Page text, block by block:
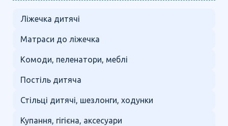
Ліжечка дитячі
Матраси до ліжечка
Комоди, пеленатори, меблі
Постіль дитяча
Стільці дитячі, шезлонги, ходунки
Купання, гігієна, аксесуари